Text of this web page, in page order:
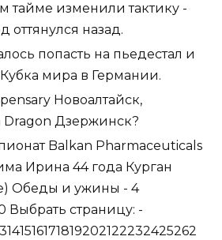
тайме изменили тактику -
назад.
попасть на пьедестал и
мира в Германии.
Новоалтайск,
Dragon Дзержинск?
Balkan Pharmaceuticals
Ирина 44 года Курган
Обеды и ужины - 4
Выбрать страницу: -